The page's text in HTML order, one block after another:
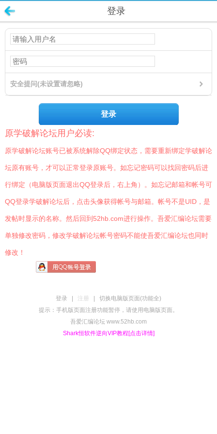
登录
安全提问(未设置请忽略)
登录
原学破解论坛用户必读:
原学破解论坛账号已被系统解除QQ绑定状态，需要重新绑定学破解论
坛原有账号，才可以正常登录原账号。如忘记密码可以找回密码后进
行绑定（电脑版页面退出QQ登录后，右上角）。如忘记邮箱和帐号可
QQ登录学破解论坛后，点击头像获得帐号与邮箱。帐号不是UID，是
发帖时显示的名称。然后回到52hb.com进行操作。吾爱汇编论坛需要
单独修改密码，修改学破解论坛帐号密码不能使吾爱汇编论坛也同时
修改！
登录 注册
切换电脑版页面(功能全)
提示：手机版页面注册功能暂停，请使用电脑版页面。
吾爱汇编论坛 www.52hb.com
Shark恒软件逆向VIP教程[点击详情]